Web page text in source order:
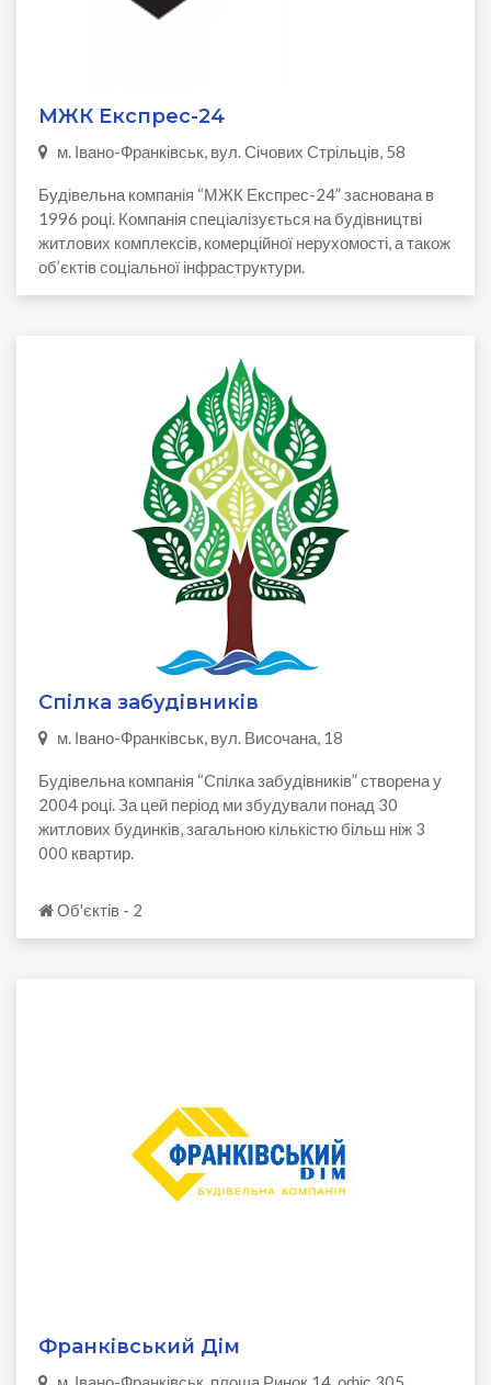
МЖК Експрес-24
м. Івано-Франківськ, вул. Січових Стрільців, 58
Будівельна компанія “МЖК Експрес-24” заснована в
1996 році. Компанія спеціалізується на будівництві
житлових комплексів, комерційної нерухомості, а також
об’єктів соціальної інфраструктури.
Спілка забудівників
м. Івано-Франківськ, вул. Височана, 18
Будівельна компанія “Спілка забудівників” створена у
2004 році. За цей період ми збудували понад 30
житлових будинків, загальною кількістю більш ніж 3
000 квартир.
Об'єктів - 2
Франківський Дім